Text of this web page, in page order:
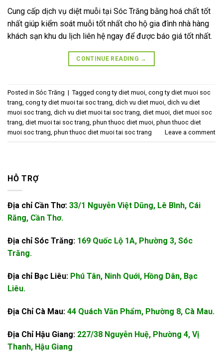
Cung cấp dịch vụ diệt muỗi tại Sóc Trăng bằng hoá chất tốt
nhất giúp kiểm soát muỗi tốt nhất cho hộ gia đình nhà hàng
khách sạn khu du lịch liên hệ ngay để được báo giá tốt nhất.
CONTINUE READING →
Posted in Sóc Trăng | Tagged cong ty diet muoi, cong ty diet muoi soc
trang, cong ty diet muoi tai soc trang, dich vu diet muoi, dich vu diet
muoi soc trang, dich vu diet muoi tai soc trang, diet muoi, diet muoi soc
trang, diet muoi tai soc trang, phun thuoc diet muoi, phun thuoc diet
muoi soc trang, phun thuoc diet muoi tai soc trang Leave a comment
HỖ TRỢ
Địa chỉ Cần Thơ: 33/1 Nguyễn Việt Dũng, Lê Bình, Cái
Răng, Cần Thơ.
Địa chỉ Sóc Trăng: 169 Quốc Lộ 1A, Phường 3, Sóc
Trăng.
Địa chỉ Bạc Liêu: Phú Tân, Ninh Quới, Hồng Dân, Bạc
Liêu.
Địa Chỉ Cà Mau: 44 Quách Văn Phẩm, Phường 8, Cà Mau.
Địa Chỉ Hậu Giang: 227/38 Nguyễn Huệ, Phường 4, Vị
Thanh, Hậu Giang